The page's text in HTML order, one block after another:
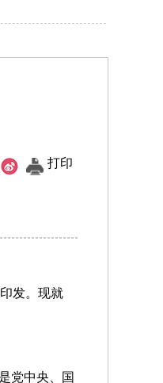
打印
发。现就
党中央、国